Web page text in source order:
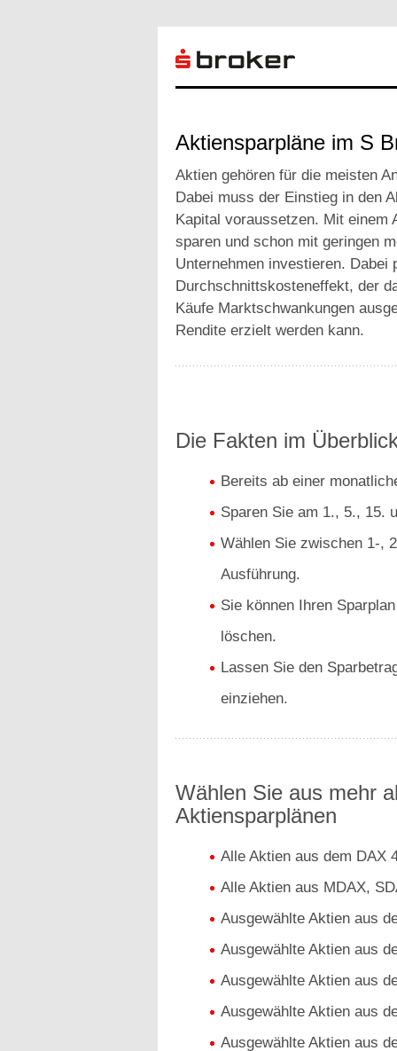
Aktiensparpläne im S
Aktien gehören für die meisten
Dabei muss der Einstieg in den
Kapital voraussetzen. Mit einem
sparen und schon mit geringen
Unternehmen investieren.
Durchschnittskosteneffekt, der
Käufe Marktschwankungen
Rendite erzielt werden kann.
Die Fakten im
Bereits ab einer
Sparen Sie am 1., 5., 15.
Wählen Sie zwischen 1-,
Ausführung.
Sie können Ihren
löschen.
Lassen Sie den
einziehen.
Wählen Sie aus mehr
Aktiensparplänen
Alle Aktien aus dem DAX
Alle Aktien aus MDAX,
Ausgewählte Aktien aus
Ausgewählte Aktien aus
Ausgewählte Aktien aus
Ausgewählte Aktien aus
Ausgewählte Aktien aus